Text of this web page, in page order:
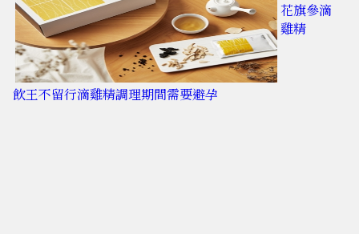
花旗參滴
雞精
飲王不留行滴雞精調理期間需要避孕